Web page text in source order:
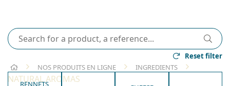
Reset filter
HOME NOS PRODUITS EN LIGNE INGREDIENTS
NATURAL AROMAS